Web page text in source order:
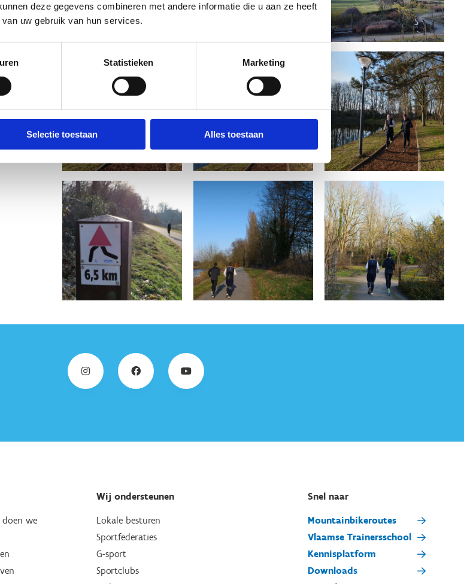
deze gegevens combineren met andere informatie die u aan ze heeft
uw gebruik van hun services.
Statistieken Marketing
Selectie toestaan Alles toestaan
we
Wij ondersteunen
Lokale besturen
Sportfederaties
G-sport
Sportclubs
Snel naar
Mountainbikeroutes
Vlaamse Trainersschool
Kennisplatform
Downloads